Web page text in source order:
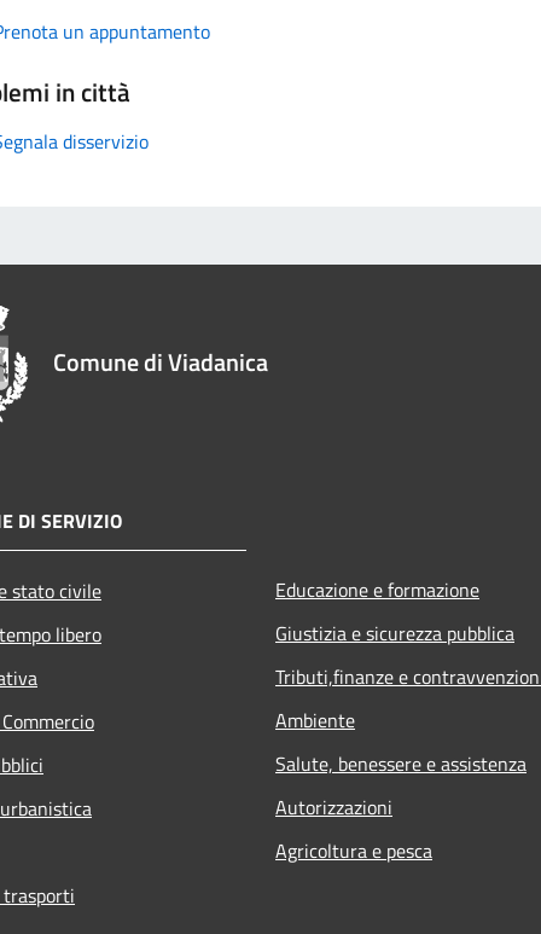
un appuntamento
in città
disservizio
Comune di Viadanica
DI SERVIZIO
stato civile
libero
Educazione e formazione
Giustizia e sicurezza pubblica
Tributi,finanze e
Ambiente
Salute, benessere e assistenza
Autorizzazioni
Agricoltura e pesca